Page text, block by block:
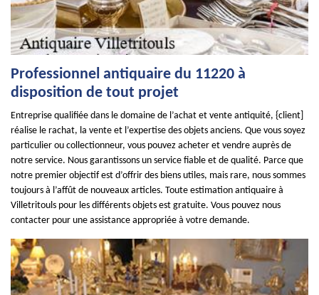
Professionnel antiquaire du 11220 à
disposition de tout projet
Entreprise qualifiée dans le domaine de l’achat et vente antiquité, {client]
réalise le rachat, la vente et l’expertise des objets anciens. Que vous soyez
particulier ou collectionneur, vous pouvez acheter et vendre auprès de
notre service. Nous garantissons un service fiable et de qualité. Parce que
notre premier objectif est d’offrir des biens utiles, mais rare, nous sommes
toujours à l’affût de nouveaux articles. Toute estimation antiquaire à
Villetritouls pour les différents objets est gratuite. Vous pouvez nous
contacter pour une assistance appropriée à votre demande.